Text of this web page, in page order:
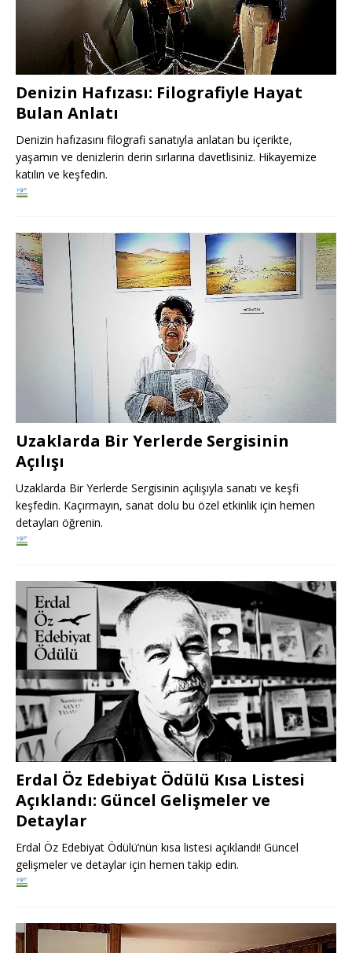
Denizin Hafızası: Filografiyle Hayat
Bulan Anlatı
Denizin hafızasını filografi sanatıyla anlatan bu içerikte,
yaşamın ve denizlerin derin sırlarına davetlisiniz. Hikayemize
katılın ve keşfedin.
Uzaklarda Bir Yerlerde Sergisinin
Açılışı
Uzaklarda Bir Yerlerde Sergisinin açılışıyla sanatı ve keşfi
keşfedin. Kaçırmayın, sanat dolu bu özel etkinlik için hemen
detayları öğrenin.
Erdal Öz Edebiyat Ödülü Kısa Listesi
Açıklandı: Güncel Gelişmeler ve
Detaylar
Erdal Öz Edebiyat Ödülü’nün kısa listesi açıklandı! Güncel
gelişmeler ve detaylar için hemen takip edin.